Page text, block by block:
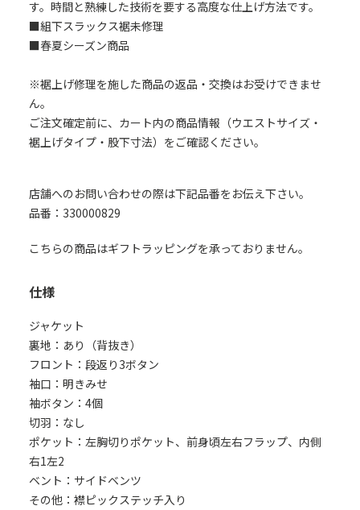
す。時間と熟練した技術を要する高度な仕上げ方法です。
■組下スラックス裾未修理
■春夏シーズン商品
※裾上げ修理を施した商品の返品・交換はお受けできませ
ん。
ご注文確定前に、カート内の商品情報（ウエストサイズ・
裾上げタイプ・股下寸法）をご確認ください。
店舗へのお問い合わせの際は下記品番をお伝え下さい。
品番：330000829
こちらの商品はギフトラッピングを承っておりません。
仕様
ジャケット
裏地：あり（背抜き）
フロント：段返り3ボタン
袖口：明きみせ
袖ボタン：4個
切羽：なし
ポケット：左胸切りポケット、前身頃左右フラップ、内側
右1左2
ベント：サイドベンツ
その他：襟ピックステッチ入り